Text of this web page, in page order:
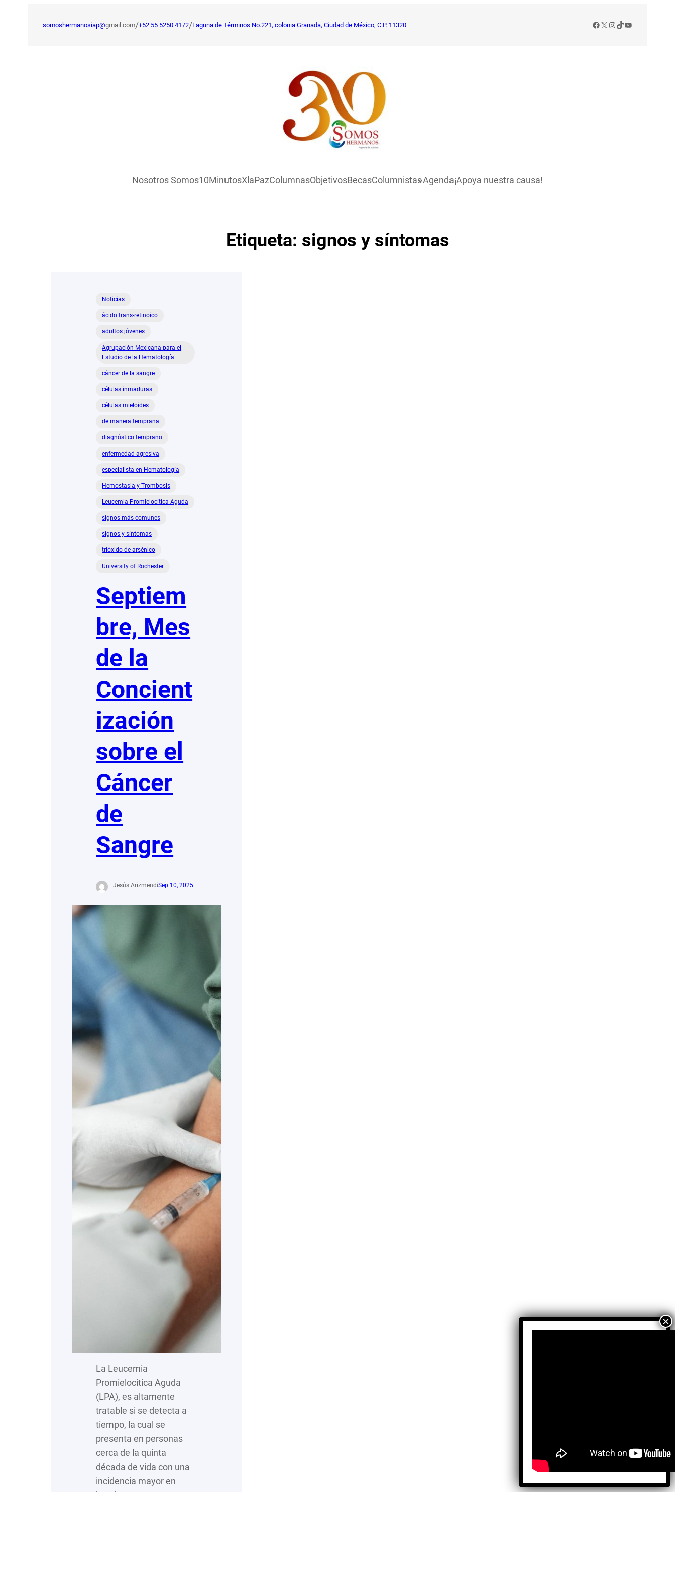
somoshermanosiap@gmail.com/+52 55 5250 4172/Laguna de Términos No.221, colonia Granada, Ciudad de México, C.P. 11320 Facebook
X Instagram
TikTok
YouTube
Nosotros Somos10MinutosXlaPazColumnasObjetivosBecasColumnistasAgenda¡Apoya nuestra causa!
Etiqueta: signos y síntomas
Noticias
ácido trans-retinoico
adultos jóvenes
Agrupación Mexicana para el
Estudio de la Hematología
cáncer de la sangre
células inmaduras
células mieloides
de manera temprana
diagnóstico temprano
enfermedad agresiva
especialista en Hematología
Hemostasia y Trombosis
Leucemia Promielocítica Aguda
signos más comunes
signos y síntomas
trióxido de arsénico
University of Rochester
Septiem
bre, Mes
de la
Concient
ización
sobre el
Cáncer
de
Sangre
Jesús ArizmendiSep 10, 2025
La Leucemia
Promielocítica Aguda
(LPA), es altamente
tratable si se detecta a
tiempo, la cual se
presenta en personas
cerca de la quinta
década de vida con una
incidencia mayor en
hombres que en